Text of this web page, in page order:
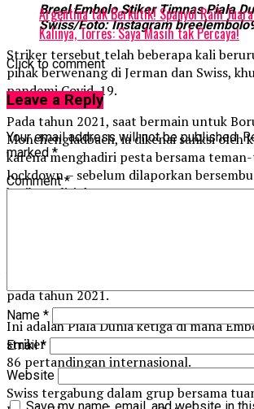
Breel Embolo Stiker Timnas Piala
Swiss/Foto: Instagram
Striker tersebut telah beberapa kali
pihak berwenang di Jerman dan Swiss,
pandemi Covid-19.
Pada tahun 2021, saat bermain untuk
Monchengladbach, ia dikenai sanksi oleh
karena menghadiri pesta bersama
lockdown – sebelum dilaporkan
ketika polisi datang.
Dua tahun kemudian, Embolo didenda
ancaman selama pertengkaran di jalan
tahun 2018. Kemudian, pada tahun
kasus kriminal di Swiss karena membeli
pada tahun 2021.
Ini adalah Piala Dunia ketiga di mana
striker pilihan utama Swiss. Ia telah
86 pertandingan internasional.
Swiss tergabung dalam grup bersama
Argentina tak Berkutik! Spanyol Raih
Kalinya, Torres: Saya Masih tak Percaya!
Click to comment
Leave a Reply
Your email address will not be published.
marked*
Comment*
Name *
Email*
Website